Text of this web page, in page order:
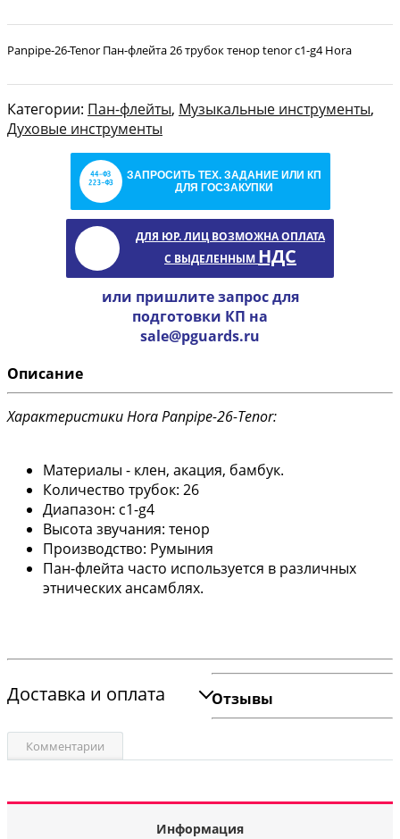
Panpipe-26-Tenor Пан-флейта 26 трубок тенор tenor c1-g4 Hora
Категории: Пан-флейты, Музыкальные инструменты,
Духовые инструменты
ЗАПРОСИТЬ ТЕХ. ЗАДАНИЕ ИЛИ КП
ДЛЯ ГОСЗАКУПКИ
ДЛЯ ЮР. ЛИЦ ВОЗМОЖНА ОПЛАТА
С ВЫДЕЛЕННЫМ НДС
или пришлите запрос для
подготовки КП на
sale@pguards.ru
Описание
Характеристики Hora Panpipe-26-Tenor:
Материалы - клен, акация, бамбук.
Количество трубок: 26
Диапазон: c1-g4
Высота звучания: тенор
Производство: Румыния
Пан-флейта часто используется в различных
этнических ансамблях.
Доставка и оплата Отзывы
Комментарии
Информация